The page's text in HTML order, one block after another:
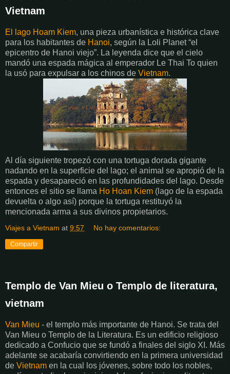
Vietnam
El lago Hoam Kiem, una pieza urbanística e histórica clave
para los habitantes de Hanoi, según la Loli Planet “el
epicentro de Hanoi viejo”. La leyenda dice que el cielo
mandó una espada mágica al emperador Le Thai To quien
la usó para expulsar a los chinos de Vietnam.
Al día siguiente tropezó con una tortuga dorada gigante
nadando en la superficie del lago; el animal se apropió de la
espada y desapareció en las profundidades del lago. Desde
entonces el sitio se llama Ho Hoan Kiem (lago de la espada
devuelta o algo así) porque la tortuga restituyó la
mencionada arma a sus divinos propietarios.
Viajes a Vietnam at 9:57 No hay comentarios:
Compartir
Templo de Van Mieu o Templo de literatura,
vietnam
Van Mieu - el templo más importante de Hanoi. Se trata del
Van Mieu o Templo de la Literatura. Es un edificio religioso
dedicado a Confucio que se fundó a finales del siglo XI. Más
adelante se acabaría convirtiendo en la primera universidad
de Vietnam en la cual los jóvenes, sobre todo los nobles,